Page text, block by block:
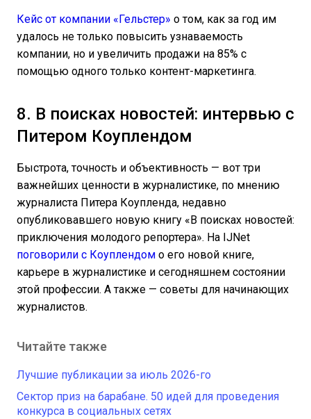
Кейс от компании «Гельстер» о том, как за год им
удалось не только повысить узнаваемость
компании, но и увеличить продажи на 85% с
помощью одного только контент-маркетинга.
8. В поисках новостей: интервью с
Питером Коуплендом
Быстрота, точность и объективность — вот три
важнейших ценности в журналистике, по мнению
журналиста Питера Коупленда, недавно
опубликовавшего новую книгу «В поисках новостей:
приключения молодого репортера». На IJNet
поговорили с Коуплендом о его новой книге,
карьере в журналистике и сегодняшнем состоянии
этой профессии. А также — советы для начинающих
журналистов.
Читайте также
Лучшие публикации за июль 2026-го
Сектор приз на барабане. 50 идей для проведения
конкурса в социальных сетях